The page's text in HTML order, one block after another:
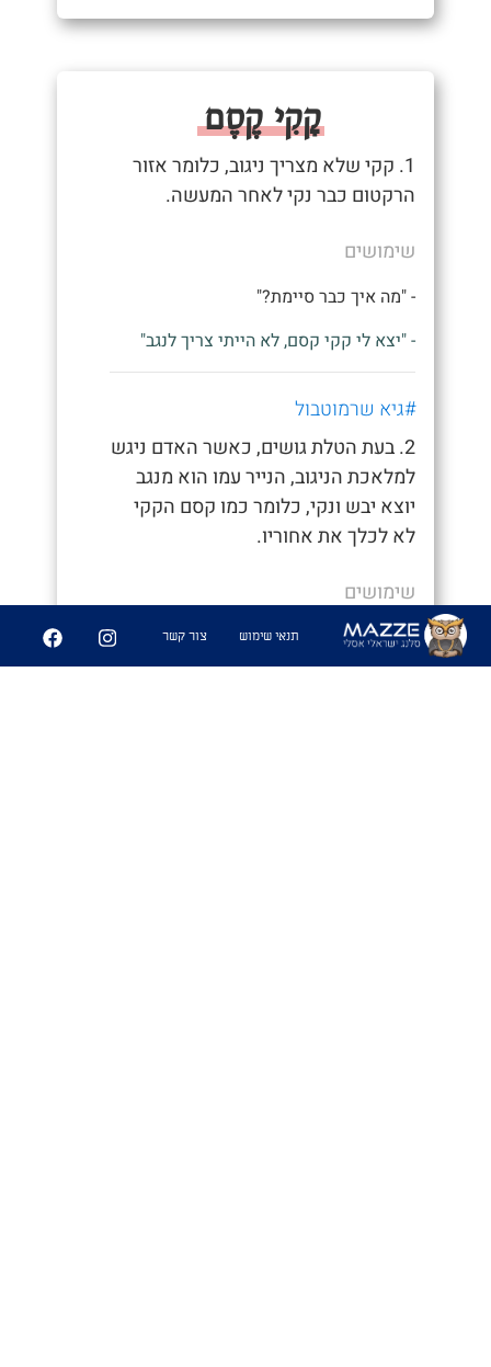
קָקִי קֶסֶם
1. קקי שלא מצריך ניגוב, כלומר אזור
הרקטום כבר נקי לאחר המעשה.
שימושים
- "מה איך כבר סיימת?"
- "יצא לי קקי קסם, לא הייתי צריך לנגב"
#גיא שרמוטבול
2. בעת הטלת גושים, כאשר האדם ניגש
למלאכת הניגוב, הנייר עמו הוא מנגב
יוצא יבש ונקי, כלומר כמו קסם הקקי
לא לכלך את אחוריו.
שימושים
- "איך סיימת ככה מהר, חשבתי כבר נאחר"
תנאי שימוש צור קשר